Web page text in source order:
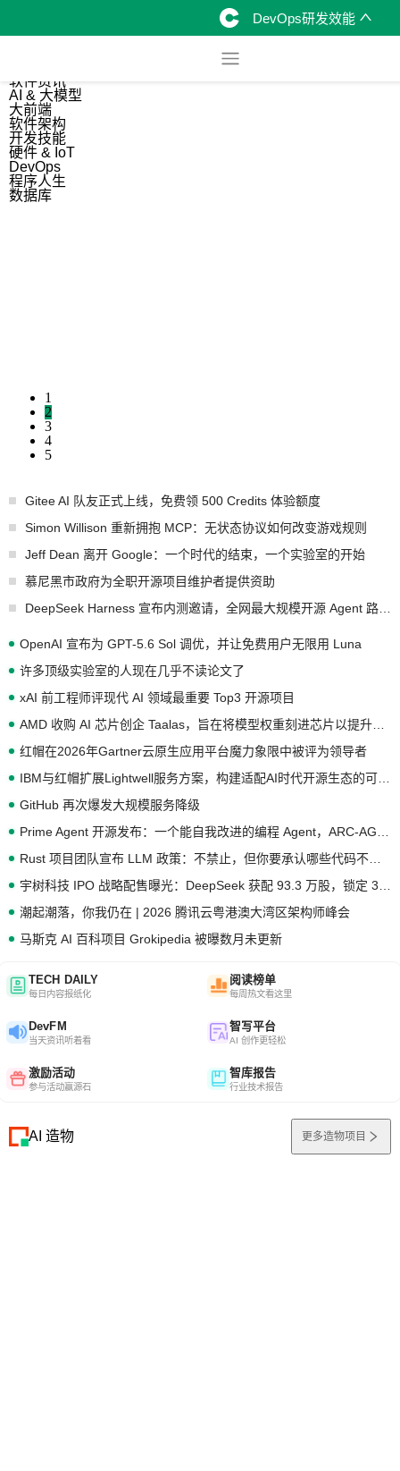
DevOps研发效能
软件资讯
AI & 大模型
大前端
软件架构
开发技能
硬件 & IoT
DevOps
程序人生
数据库
1
2
3
4
5
Gitee AI 队友正式上线，免费领 500 Credits 体验额度
Simon Willison 重新拥抱 MCP：无状态协议如何改变游戏规则
Jeff Dean 离开 Google：一个时代的结束，一个实验室的开始
慕尼黑市政府为全职开源项目维护者提供资助
OpenAI 宣布为 GPT-5.6 Sol 调优，并让免费用户无限用 Luna
许多顶级实验室的人现在几乎不读论文了
xAI 前工程师评现代 AI 领域最重要 Top3 开源项目
红帽在2026年Gartner云原生应用平台魔力象限中被评为领导者
GitHub 再次爆发大规模服务降级
潮起潮落，你我仍在 | 2026 腾讯云粤港澳大湾区架构师峰会
马斯克 AI 百科项目 Grokipedia 被曝数月未更新
TECH DAILY
每日内容报纸化
阅读榜单
每周热文看这里
DevFM
当天资讯听着看
智写平台
AI 创作更轻松
激励活动
参与活动赢源石
智库报告
行业技术报告
AI 造物 更多造物项目